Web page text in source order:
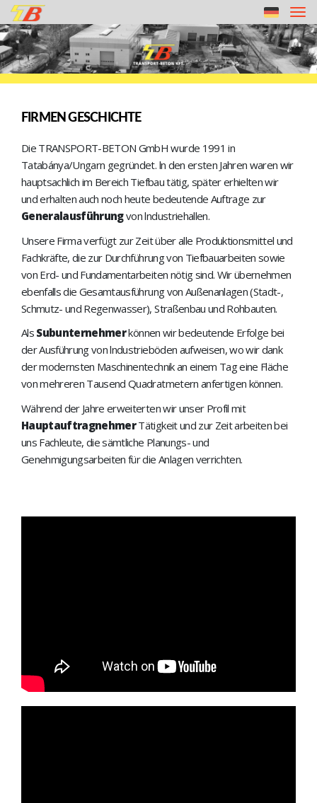
FIRMEN GESCHICHTE
Die TRANSPORT-BETON GmbH wurde 1991 in
Tatabánya/Ungarn gegründet. ln den ersten Jahren waren wir
hauptsachlich im Bereich Tiefbau tätig, später erhielten wir
und erhalten auch noch heute bedeutende Auftrage zur
Generalausführungvon lndustriehallen.
Unsere Firma verfügt zur Zeit über alle Produktionsmittel und
Fachkräfte, die zur Durchführung von Tiefbauarbeiten sowie
von Erd- und Fundamentarbeiten nötig sind. Wir übernehmen
ebenfalls die Gesamtausführung von Außenanlagen (Stadt-,
Schmutz- und Regenwasser), Straßenbau und Rohbauten.
Als Subunternehmerkönnen wir bedeutende Erfolge bei
der Ausführung von lndustrieböden auf­weisen, wo wir dank
der modernsten Maschinentechnik an einem Tag eine Fläche
von mehreren Tausend Quadratmetern anfertigen können.
Während der Jahre erweiterten wir unser Profil mit
HauptauftragnehmerTätigkeit und zur Zeit arbeiten bei
uns Fachleute, die sämtliche Planungs- und
Genehmigungsarbeiten für die Anlagen verrichten.